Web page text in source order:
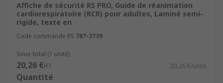
Affiche de sécurité RS PRO, Guide de réanimation
cardiorespiratoire (RCR) pour adultes, Laminé semi-
rigide, texte en
Code commande RS 787-3739
Sous-total (1 unité)
20,26 €HT 20,26 €/unité
Quantité